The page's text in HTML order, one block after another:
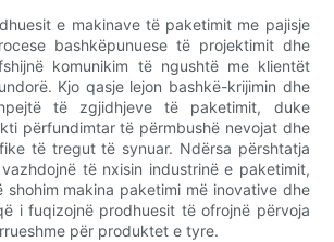
e makinave të paketimit me pajisje
bashkëpunuese të projektimit dhe
komunikim të ngushtë me klientët
Kjo qasje lejon bashkë-krijimin dhe
të zgjidhjeve të paketimit, duke
përfundimtar të përmbushë nevojat dhe
të tregut të synuar. Ndërsa përshtatja
të nxisin industrinë e paketimit,
shohim makina paketimi më inovative dhe
i fuqizojnë prodhuesit të ofrojnë përvoja
për produktet e tyre.